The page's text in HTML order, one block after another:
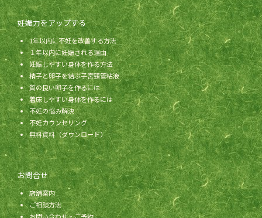
妊娠力をアップする
1年以内に不妊を改善する方法
１年以内に妊娠される理由
妊娠しやすい身体を作る方法
精子と卵子を結ぶ子宮頸管粘液
質の良い卵子を作るには
着床しやすい身体を作るには
不妊の悩み解決
不妊カウンセリング
無料資料（ダウンロード）
お問合せ
店舗案内
ご相談方法
お問い合わせ・ご予約